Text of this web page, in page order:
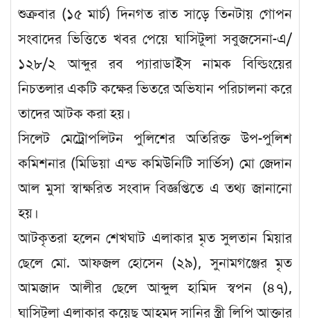
শুক্রবার (১৫ মার্চ) দিনগত রাত সাড়ে তিনটায় গোপন
সংবাদের ভিত্তিতে খবর পেয়ে ঘাসিটুলা সবুজসেনা-এ/
১২৮/২ আব্দুর রব প্যারাডাইস নামক বিল্ডিংয়ের
নিচতলার একটি কক্ষের ভিতরে অভিযান পরিচালনা করে
তাদের আটক করা হয়।
সিলেট মেট্রোপলিটন পুলিশের অতিরিক্ত উপ-পুলিশ
কমিশনার (মিডিয়া এন্ড কমিউনিটি সার্ভিস) মো জেদান
আল মুসা স্বাক্ষরিত সংবাদ বিজ্ঞপ্তিতে এ তথ্য জানানো
হয়।
আটকৃতরা হলেন শেখঘাট এলাকার মৃত সুলতান মিয়ার
ছেলে মো. আফজল হোসেন (২৯), সুনামগঞ্জের মৃত
আমজাদ আলীর ছেলে আব্দুল হামিদ স্বপন (৪৭),
ঘাসিটুলা এলাকার কয়েছ আহমদ সানির স্ত্রী লিপি আক্তার